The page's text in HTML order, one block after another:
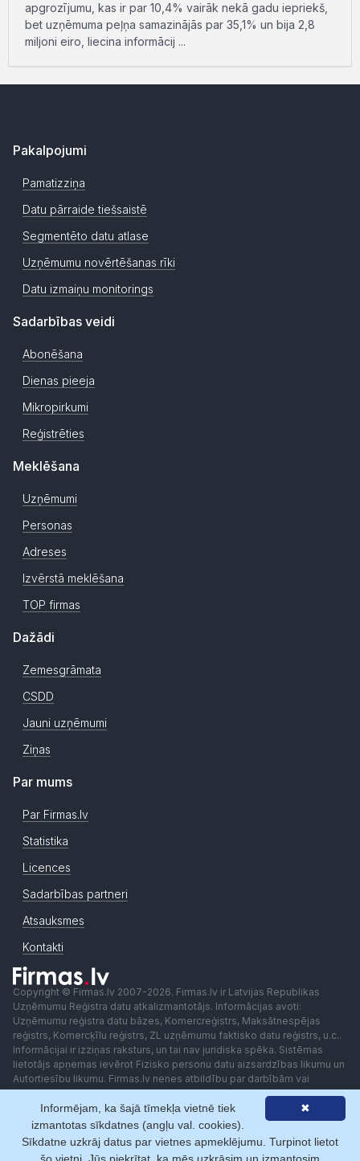
apgrozījumu, kas ir par 10,4% vairāk nekā gadu iepriekš,
bet uzņēmuma peļņa samazinājās par 35,1% un bija 2,8
miljoni eiro, liecina informācij ...
Pakalpojumi
Pamatizziņa
Datu pārraide tiešsaistē
Segmentēto datu atlase
Uzņēmumu novērtēšanas rīki
Datu izmaiņu monitorings
Sadarbības veidi
Abonēšana
Dienas pieeja
Mikropirkumi
Reģistrēties
Meklēšana
Uzņēmumi
Personas
Adreses
Izvērstā meklēšana
TOP firmas
Dažādi
Zemesgrāmata
CSDD
Jauni uzņēmumi
Ziņas
Par mums
Par Firmas.lv
Statistika
Licences
Sadarbības partneri
Atsauksmes
Kontakti
Copyright © Firmas.lv 2007-2026. Firmas.lv ir Latvijas Republikas
Uzņēmumu Reģistra datu atkalizmantotājs. Informācijas avoti:
Uzņēmumu reģistra datu bāzes, Komercreģistrs, Maksātnespējas
reģistrs, Komercķīlu reģistrs, ZL uzņēmumu faktisko datu reģistrs, u.c..
Informācijai ir izziņas raksturs, un tai nav juridiska spēka. Sistēmas
lietotājs apņemas ievērot Fizisko personu datu aizsardzības likumu un
Autortiesību likumu. Firmas.lv nenes atbildību par darbībām vai
lēmumiem, kas balstīti uz saņemto pakalpojumu. Lietotājam aizliegts
izmantot jebkādas automatizētas sistēmas vai iekārtas (robotus)
piekļuvei sistēmai bez rakstiskas saskaņošanas ar Firmas.lv. Galvenā
redaktore: Ingūna Pempere.
Lietošanas noteikumi
Privātuma politika Norēķini ar
✖
Informējam, ka šajā tīmekļa vietnē tiek
izmantotas sīkdatnes (angļu val. cookies).
Sīkdatne uzkrāj datus par vietnes apmeklējumu. Turpinot lietot